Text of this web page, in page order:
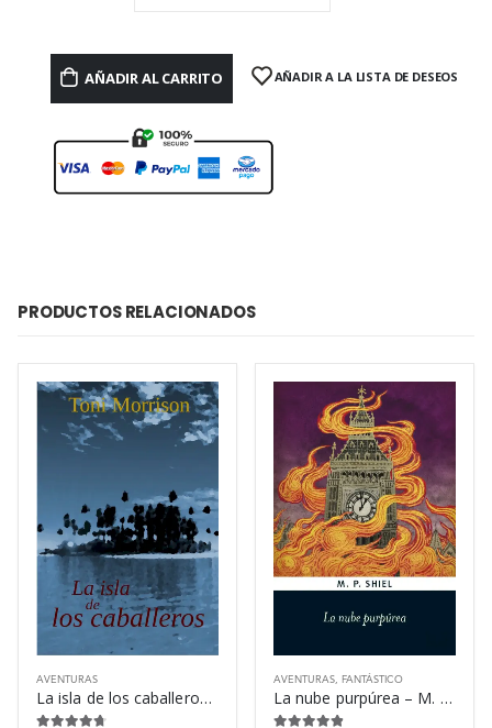
AÑADIR AL CARRITO AÑADIR A LA LISTA DE DESEOS
PRODUCTOS RELACIONADOS
AVENTURAS
La isla de los caballeros – Toni Morrison
AVENTURAS FANTÁSTICO
La nube purpúrea – M. P. Shiel